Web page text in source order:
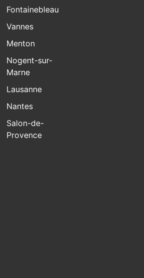
Fontainebleau
Vannes
Menton
Nogent-sur-
Marne
Lausanne
Nantes
Salon-de-
Provence